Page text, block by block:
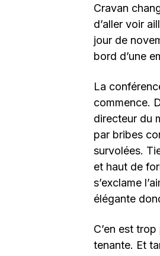
Cravan
d’aller voir
jour de
bord d’une
La
commence.
directeur du
par bribes
survolées.
et haut de
s’exclame
élégante
C’en est
tenante. Et